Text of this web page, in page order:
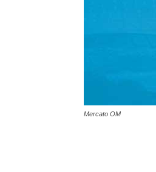
Mercato OM